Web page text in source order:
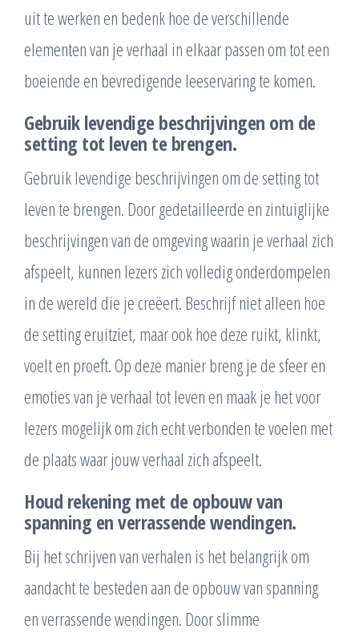
uit te werken en bedenk hoe de verschillende
elementen van je verhaal in elkaar passen om tot een
boeiende en bevredigende leeservaring te komen.
Gebruik levendige beschrijvingen om de
setting tot leven te brengen.
Gebruik levendige beschrijvingen om de setting tot
leven te brengen. Door gedetailleerde en zintuiglijke
beschrijvingen van de omgeving waarin je verhaal zich
afspeelt, kunnen lezers zich volledig onderdompelen
in de wereld die je creëert. Beschrijf niet alleen hoe
de setting eruitziet, maar ook hoe deze ruikt, klinkt,
voelt en proeft. Op deze manier breng je de sfeer en
emoties van je verhaal tot leven en maak je het voor
lezers mogelijk om zich echt verbonden te voelen met
de plaats waar jouw verhaal zich afspeelt.
Houd rekening met de opbouw van
spanning en verrassende wendingen.
Bij het schrijven van verhalen is het belangrijk om
aandacht te besteden aan de opbouw van spanning
en verrassende wendingen. Door slimme